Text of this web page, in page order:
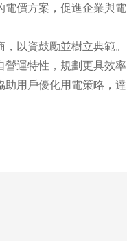
電價方案，促進企業與電
以資鼓勵並樹立典範。
運特性，規劃更具效率
用戶優化用電策略，達